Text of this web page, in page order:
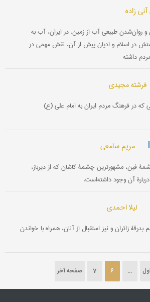
زاده
طبیعی آب از زمین. در ایران، آب به
در اسلام و ادیان پیش از آن، نقش مهمی در
داشته
فرشته مجیدی
در فرهنگ مردم ایران به امام علی (ع)
| مریم سامعی
فین، مشهورترین چشمۀ کاشان که از دیرباز،
آن وجود داشته‌است.
لیلا احمدی
زائران و نیز استقبال از آنان، همراه با خواندن
...
6
7 صفحه آخر